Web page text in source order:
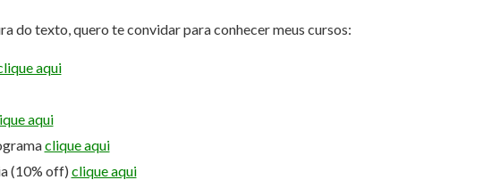
do texto, quero te convidar para conhecer meus cursos:
aqui
aqui
clique aqui
(10% off) clique aqui